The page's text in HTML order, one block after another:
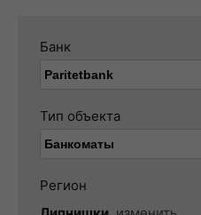
Банк
Тип объекта
Регион